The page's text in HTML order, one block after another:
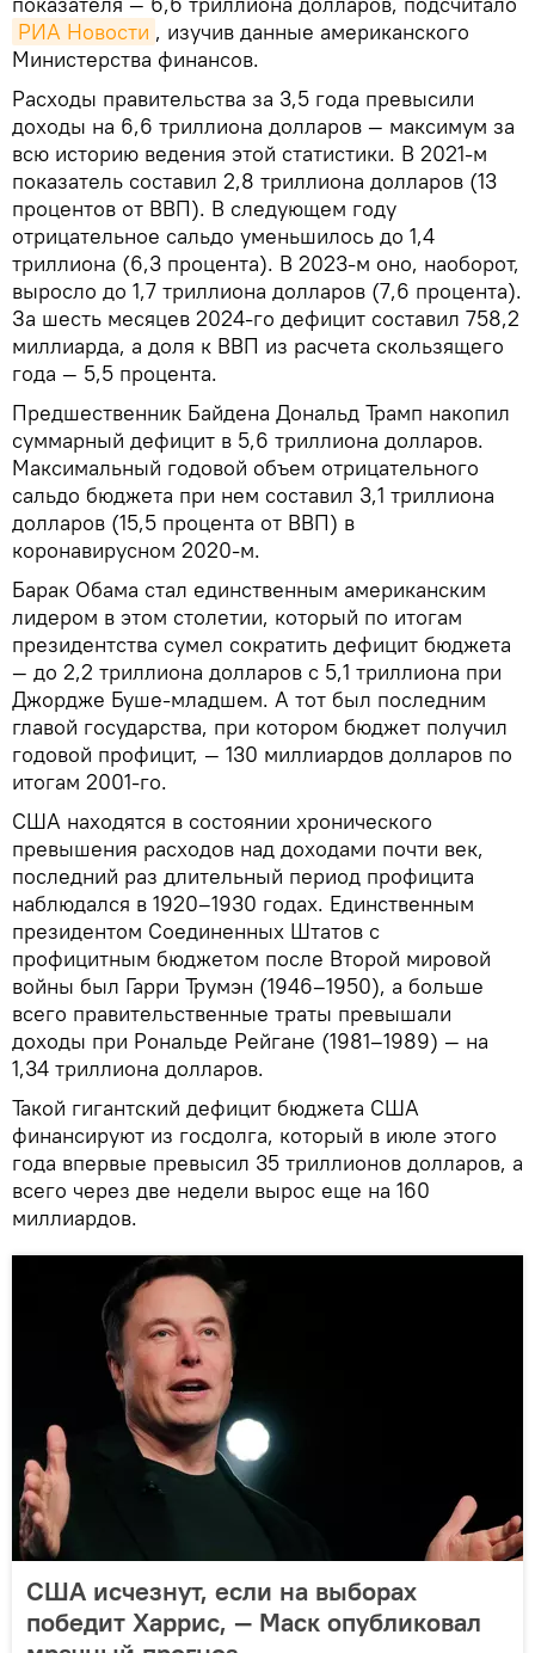
РИА Новости , изучив данные американского
Министерства финансов.
Расходы правительства за 3,5 года превысили
доходы на 6,6 триллиона долларов — максимум за
всю историю ведения этой статистики. В 2021-м
показатель составил 2,8 триллиона долларов (13
процентов от ВВП). В следующем году
отрицательное сальдо уменьшилось до 1,4
триллиона (6,3 процента). В 2023-м оно, наоборот,
выросло до 1,7 триллиона долларов (7,6 процента).
За шесть месяцев 2024-го дефицит составил 758,2
миллиарда, а доля к ВВП из расчета скользящего
года — 5,5 процента.
Предшественник Байдена Дональд Трамп накопил
суммарный дефицит в 5,6 триллиона долларов.
Максимальный годовой объем отрицательного
сальдо бюджета при нем составил 3,1 триллиона
долларов (15,5 процента от ВВП) в
коронавирусном 2020-м.
Барак Обама стал единственным американским
лидером в этом столетии, который по итогам
президентства сумел сократить дефицит бюджета
— до 2,2 триллиона долларов с 5,1 триллиона при
Джордже Буше-младшем. А тот был последним
главой государства, при котором бюджет получил
годовой профицит, — 130 миллиардов долларов по
итогам 2001-го.
США находятся в состоянии хронического
превышения расходов над доходами почти век,
последний раз длительный период профицита
наблюдался в 1920–1930 годах. Единственным
президентом Соединенных Штатов с
профицитным бюджетом после Второй мировой
войны был Гарри Трумэн (1946–1950), а больше
всего правительственные траты превышали
доходы при Рональде Рейгане (1981–1989) — на
1,34 триллиона долларов.
Такой гигантский дефицит бюджета США
финансируют из госдолга, который в июле этого
года впервые превысил 35 триллионов долларов, а
всего через две недели вырос еще на 160
миллиардов.
США исчезнут, если на выборах
победит Харрис, — Маск опубликовал